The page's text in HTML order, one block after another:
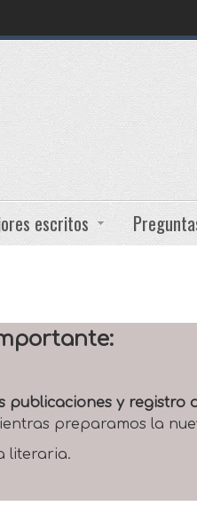
escritos
publicaciones y registro
preparamos la
literaria.